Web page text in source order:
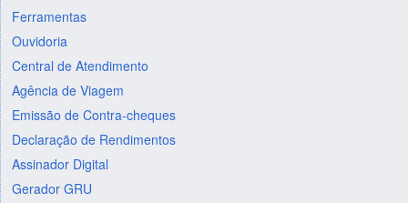
Ferramentas
Ouvidoria
Central de Atendimento
Agência de Viagem
Emissão de Contra-cheques
Declaração de Rendimentos
Assinador Digital
Gerador GRU